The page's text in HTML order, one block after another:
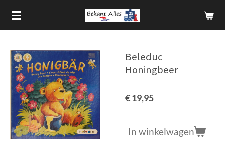
Ga
direct
hoofdinhoud
Beleduc
Honingbeer
€ 19,95
In winkelwagen